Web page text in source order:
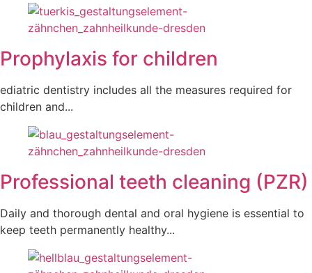
Prophylaxis for children
ediatric dentistry includes all the measures required for
children and...
Professional teeth cleaning (PZR)
Daily and thorough dental and oral hygiene is essential to
keep teeth permanently healthy...